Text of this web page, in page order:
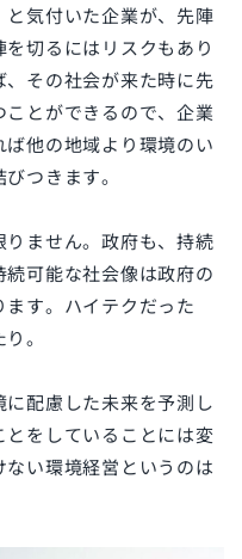
気付いた企業が、先陣
切るにはリスクもあり
その社会が来た時に先
とができるので、企業
他の地域より環境のい
つきます。
ません。政府も、持続
可能な社会像は政府の
す。ハイテクだった
。
配慮した未来を予測し
をしていることには変
い環境経営というのは